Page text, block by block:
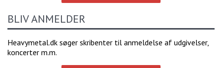
BLIV ANMELDER
Heavymetal.dk søger skribenter til anmeldelse af udgivelser,
koncerter m.m.